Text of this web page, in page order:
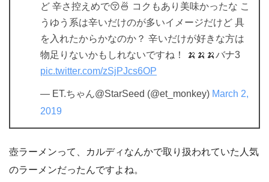
ど 辛さ控えめで😚🍜 コクもあり美味かったな こ
うゆう系は辛いだけのが多いイメージだけど 具
を入れたからかなのか？ 辛いだけが好きな方は
物足りないかもしれないですね！ 🍌🍌🍌バナ3
pic.twitter.com/zSjPJcs6OP
— ET.ちゃん@StarSeed (@et_monkey) March 2,
2019
壺ラーメンって、カルディなんかで取り扱われていた人気
のラーメンだったんですよね。